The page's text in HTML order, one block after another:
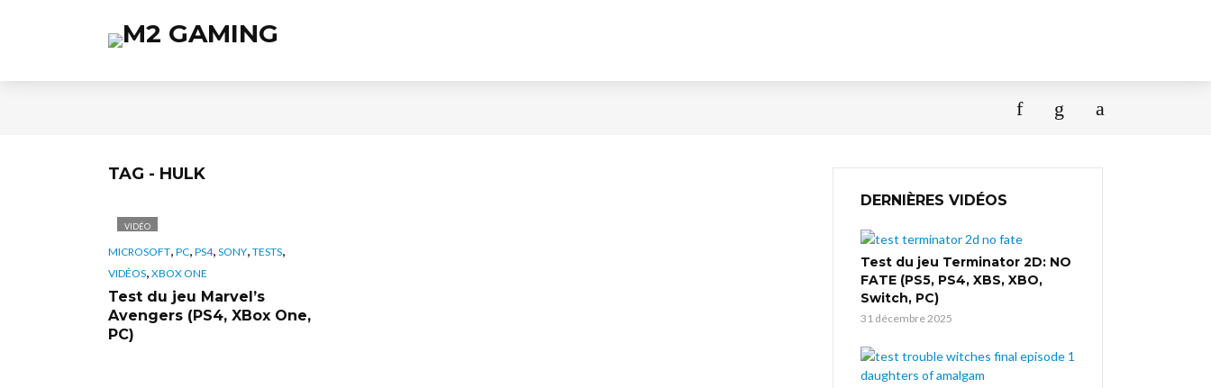
TAG - HULK
VIDÉO
MICROSOFT, PC, PS4, SONY, TESTS,
VIDÉOS, XBOX ONE
Test du jeu Marvel’s
Avengers (PS4, XBox One,
PC)
DERNIÈRES VIDÉOS
Test du jeu Terminator 2D: NO
FATE (PS5, PS4, XBS, XBO,
Switch, PC)
31 décembre 2025